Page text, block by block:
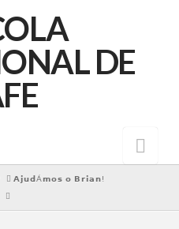
𝗔𝗷𝘂𝗱Á𝗺𝗼𝘀 𝗼 𝗕𝗿𝗶𝗮𝗻!